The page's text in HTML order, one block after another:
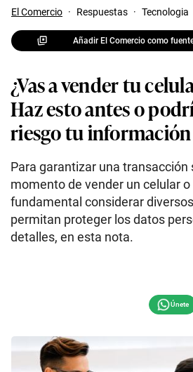
El Comercio · Respuestas · Tecnologia
Añadir El Comercio como
¿Vas a vender tu
Haz esto antes o
riesgo tu información
Para garantizar una transacción
momento de vender un celular
fundamental considerar
permitan proteger los datos
detalles, en esta nota.